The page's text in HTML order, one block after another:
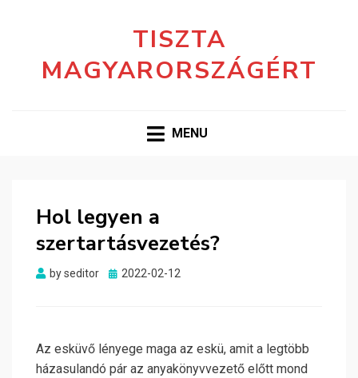
TISZTA
MAGYARORSZÁGÉRT
MENU
Hol legyen a
szertartásvezetés?
byseditor
Posted
2022-02-12
Az esküvő lényege maga az eskü, amit a legtöbb
házasulandó pár az anyakönyvvezető előtt mond